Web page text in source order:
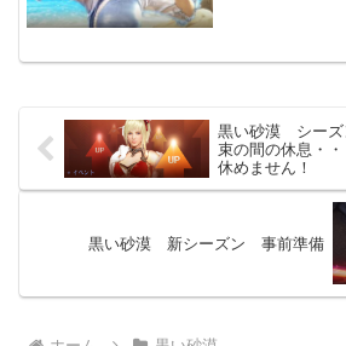
釣りに費やすべ
黒い砂漠 シーズ
束の間の休息・
休めません！
黒い砂漠 新シーズン 事前準備